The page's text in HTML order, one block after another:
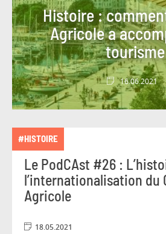
Histoire :
Agricole a
tourisme
16.06.2021
#HISTOIRE
Le PodCAst #26 :
l’internationalisation du
Agricole
18.05.2021